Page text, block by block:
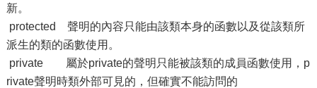
新。
protected 聲明的內容只能由該類本身的函數以及從該類所
派生的類的函數使用。
private 屬於private的聲明只能被該類的成員函數使用，p
rivate聲明時類外部可見的，但確實不能訪問的